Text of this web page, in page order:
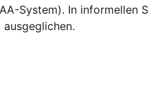
System). In informellen